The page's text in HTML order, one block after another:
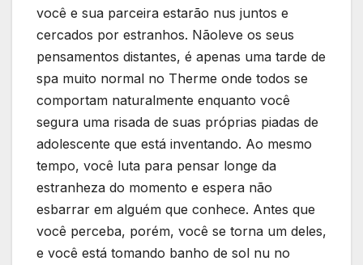
você e sua parceira estarão nus juntos e
cercados por estranhos. Nãoleve os seus
pensamentos distantes, é apenas uma tarde de
spa muito normal no Therme onde todos se
comportam naturalmente enquanto você
segura uma risada de suas próprias piadas de
adolescente que está inventando. Ao mesmo
tempo, você luta para pensar longe da
estranheza do momento e espera não
esbarrar em alguém que conhece. Antes que
você perceba, porém, você se torna um deles,
e você está tomando banho de sol nu no